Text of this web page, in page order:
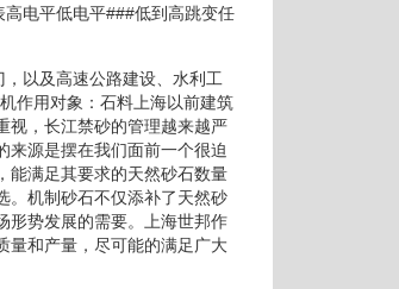
电平低电平###低到高跳变任
以及高速公路建设、水利工
作用对象：石料上海以前建筑
视，长江禁砂的管理越来越严
来源是摆在我们面前一个很迫
能满足其要求的天然砂石数量
。机制砂石不仅添补了天然砂
形势发展的需要。上海世邦作
量和产量，尽可能的满足广大